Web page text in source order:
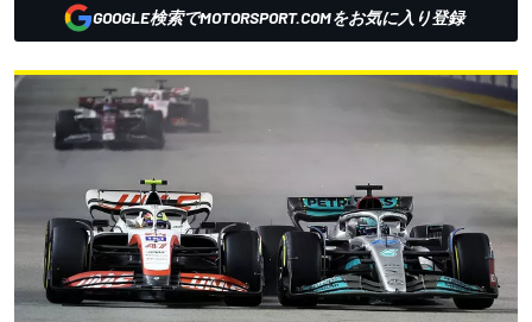
GOOGLE検索でMOTORSPORT.COMをお気に入り登録